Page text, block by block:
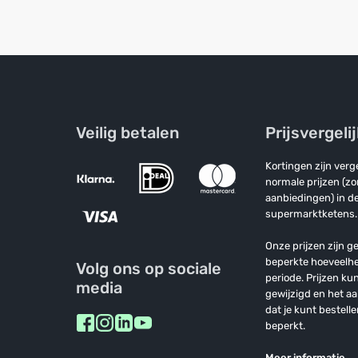
Veilig betalen
Volg ons op sociale
media
Kortingen zijn
normale prijzen
aanbiedingen) in
supermarktketens.
Onze prijzen zijn
beperkte
periode. Prijzen
gewijzigd en het
dat je kunt
beperkt.